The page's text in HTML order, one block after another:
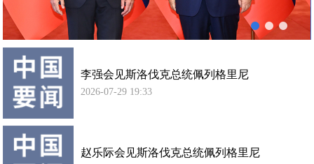
使馆领
导及部
门负责
联系方
尼
会
谈
李强会见斯洛伐克总统佩列格里尼
2026-07-29 19:33
赵乐际会见斯洛伐克总统佩列格里尼